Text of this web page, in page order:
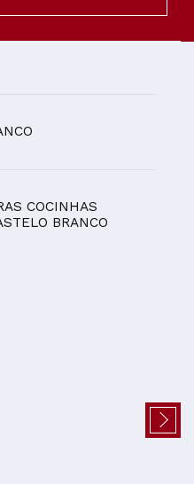
COCINHAS
BRANCO